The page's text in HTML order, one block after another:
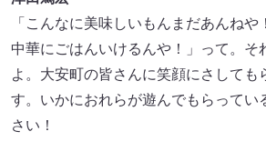
「こんなに美味しいもんまだあんねや
中華にごはんいけるんや！」って。そ
よ。大安町の皆さんに笑顔にさしても
す。いかにおれらが遊んでもらってい
さい！